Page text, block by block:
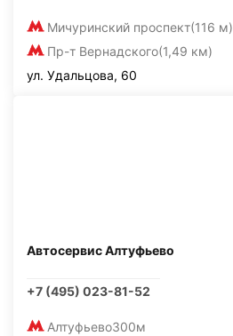
Мичуринский проспект(116 м)
Пр-т Вернадского(1,49 км)
ул. Удальцова, 60
Автосервис Алтуфьево
+7 (495) 023-81-52
Алтуфьево300м